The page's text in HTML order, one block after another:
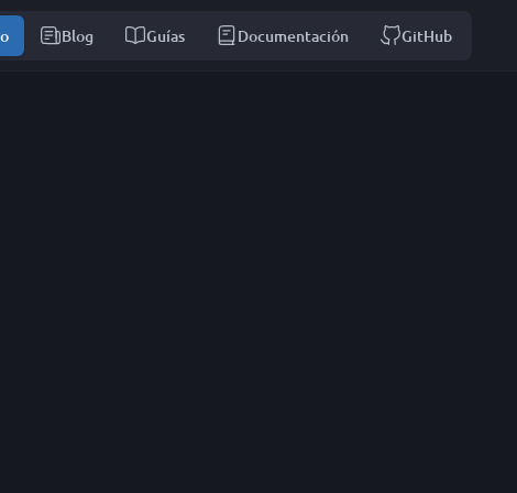
Blog Guías Documentación GitHub